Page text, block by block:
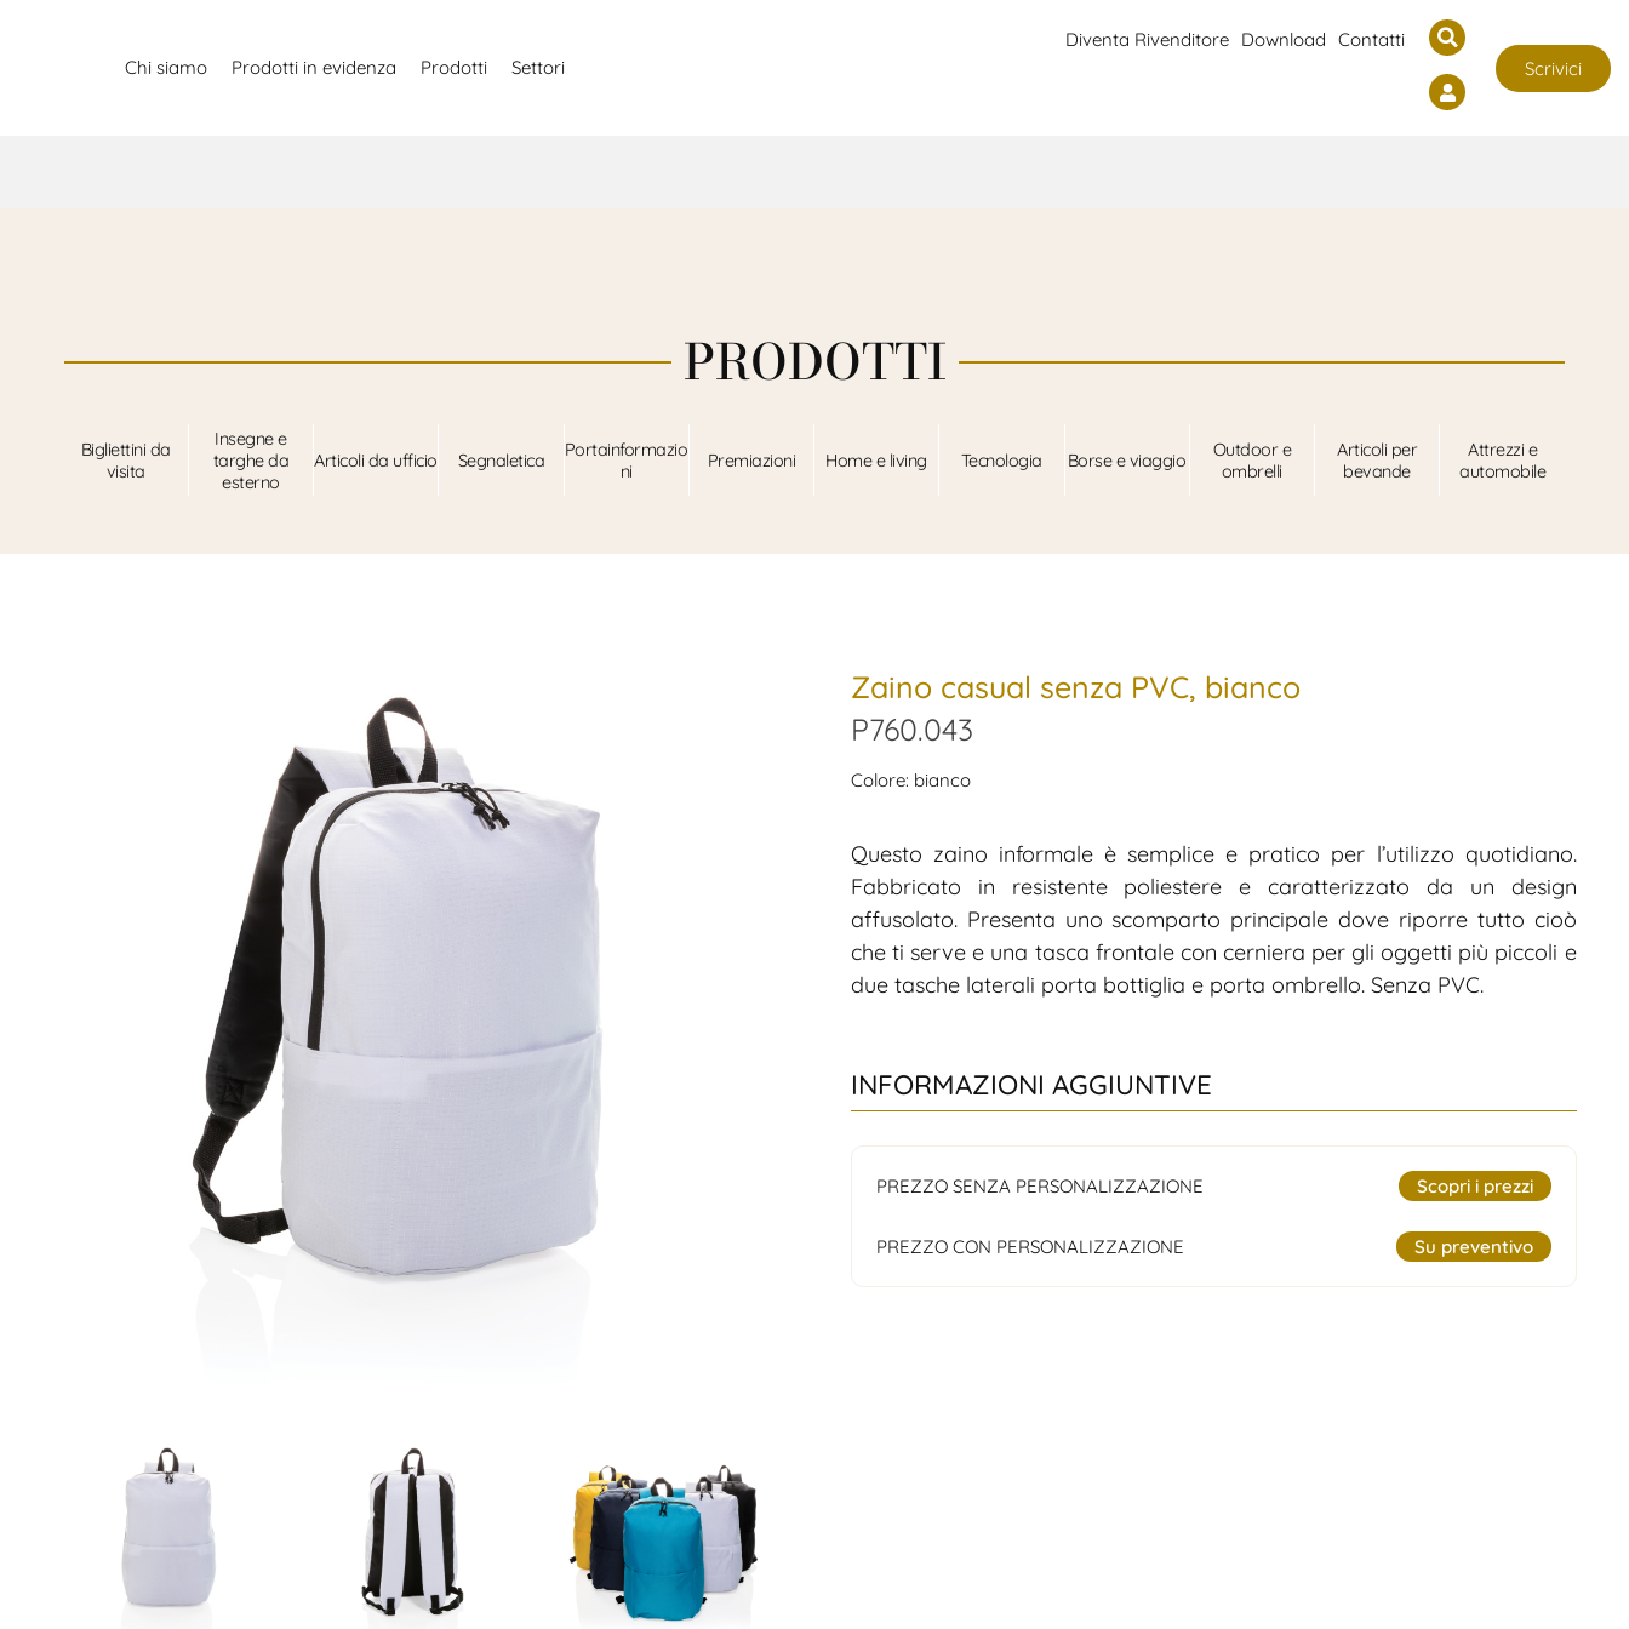
Chi siamo Prodotti in evidenza Prodotti Settori
Diventa Rivenditore Download Contatti
Scrivici
PRODOTTI
Bigliettini da
visita
Insegne e
targhe da
esterno
Articoli da ufficio Segnaletica
Portainformazio
ni
Premiazioni Home e living Tecnologia Borse e viaggio
Outdoor e
ombrelli
Articoli per
bevande
Attrezzi e
automobile
Zaino casual senza PVC, bianco
P760.043
Colore: bianco
Questo zaino informale è semplice e pratico per l’utilizzo quotidiano.
Fabbricato in resistente poliestere e caratterizzato da un design
affusolato. Presenta uno scomparto principale dove riporre tutto cioò
che ti serve e una tasca frontale con cerniera per gli oggetti più piccoli e
due tasche laterali porta bottiglia e porta ombrello. Senza PVC.
INFORMAZIONI AGGIUNTIVE
PREZZO SENZA PERSONALIZZAZIONE Scopri i prezzi
PREZZO CON PERSONALIZZAZIONE Su preventivo